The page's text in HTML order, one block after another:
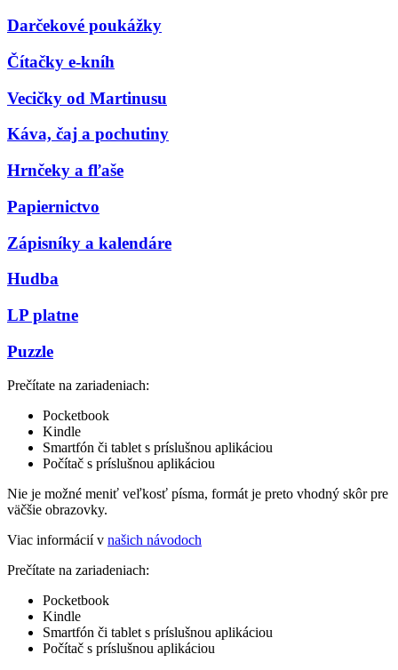
Darčekové poukážky
Čítačky e-kníh
Vecičky od Martinusu
Káva, čaj a pochutiny
Hrnčeky a fľaše
Papiernictvo
Zápisníky a kalendáre
Hudba
LP platne
Puzzle
Prečítate na zariadeniach:
Pocketbook
Kindle
Smartfón či tablet s príslušnou aplikáciou
Počítač s príslušnou aplikáciou
Nie je možné meniť veľkosť písma, formát je preto vhodný skôr pre
väčšie obrazovky.
Viac informácií v našich návodoch
Prečítate na zariadeniach:
Pocketbook
Kindle
Smartfón či tablet s príslušnou aplikáciou
Počítač s príslušnou aplikáciou